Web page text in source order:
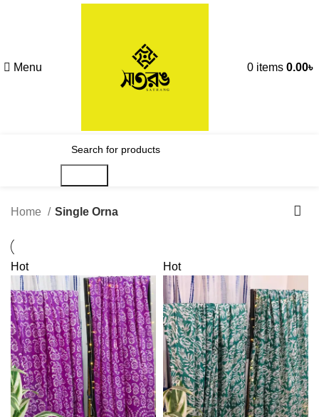
Menu 0 items 0.00৳
Home Single Orna
Hot Hot